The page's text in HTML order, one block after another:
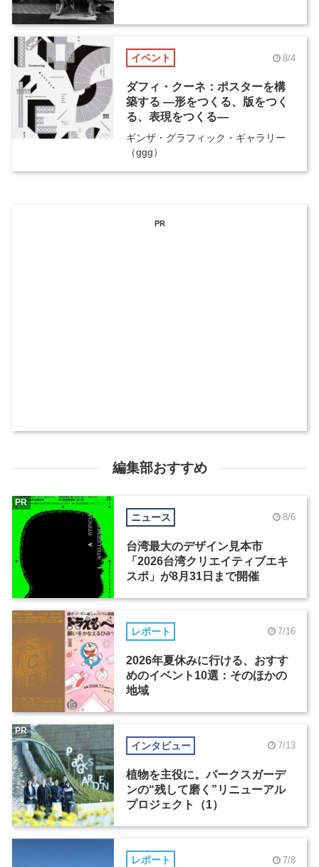
イベント 8/4
ダフィ・クーネ：ポスターを構
築する ―形をつくる、版をつく
る、表現をつくる―
ギンザ・グラフィック・ギャラリー
（ggg）
PR
編集部おすすめ
ニュース 8/6
台湾最大のデザイン見本市
「2026台湾クリエイティブエキ
スポ」が8月31日まで開催
PR
レポート 7/16
2026年夏休みに行ける、おすす
めのイベント10選：そのほかの
地域
インタビュー 7/13
植物を主役に。パークスガーデ
ンの“残して磨く”リニューアル
プロジェクト（1）
PR
レポート 7/8